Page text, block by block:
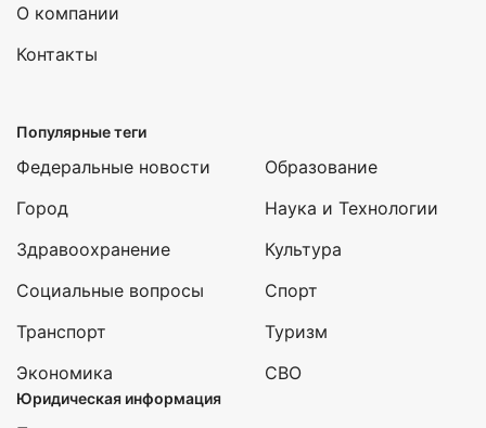
О компании
Контакты
Популярные теги
Федеральные новости
Город
Здравоохранение
Социальные вопросы
Транспорт
Экономика
Образование
Наука и Технологии
Культура
Спорт
Туризм
СВО
Юридическая информация